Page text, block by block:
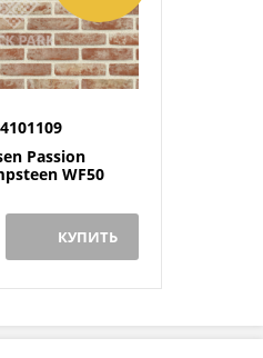
Passion
WF50
КУПИТЬ